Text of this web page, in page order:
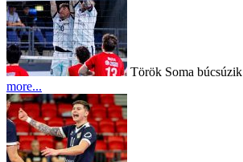
Török Soma búcsúzik
more...